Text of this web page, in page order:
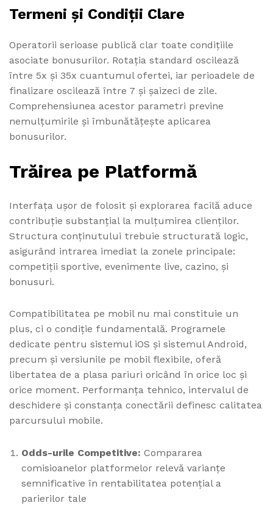
Termeni și Condiții Clare
Operatorii serioase publică clar toate condițiile
asociate bonusurilor. Rotația standard oscilează
între 5x și 35x cuantumul ofertei, iar perioadele de
finalizare oscilează între 7 și șaizeci de zile.
Comprehensiunea acestor parametri previne
nemulțumirile și îmbunătățește aplicarea
bonusurilor.
Trăirea pe Platformă
Interfața ușor de folosit și explorarea facilă aduce
contribuție substanțial la mulțumirea clienților.
Structura conținutului trebuie structurată logic,
asigurând intrarea imediat la zonele principale:
competiții sportive, evenimente live, cazino, și
bonusuri.
Compatibilitatea pe mobil nu mai constituie un
plus, ci o condiție fundamentală. Programele
dedicate pentru sistemul iOS și sistemul Android,
precum și versiunile pe mobil flexibile, oferă
libertatea de a plasa pariuri oricând în orice loc și
orice moment. Performanța tehnico, intervalul de
deschidere și constanța conectării definesc calitatea
parcursului mobile.
Odds-urile Competitive: Compararea
comisioanelor platformelor relevă varianțe
semnificative în rentabilitatea potențial a
parierilor tale